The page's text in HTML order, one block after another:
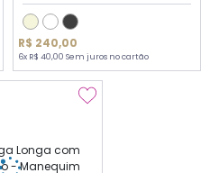
R$ 240,00
6x R$ 40,00 Sem juros no cartão